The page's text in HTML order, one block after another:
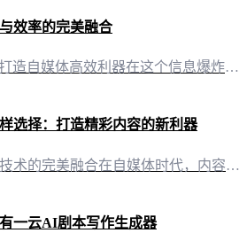
效率的完美融合
创新之作：“有一云AI”打造自媒体高效利器在这个信息爆炸的时代，自媒体已成为信息传播的重要渠道。然而，内容创作与排版却成为许多创作者的难题。“有一云AI”，一款创新型AI智能写作+排版软件，应运而生，为自媒体创作者提供了一站式的解决方案。 精美排版，千款模板任你挑选“有一云AI”在内容排版方面，独具匠心。提供包含标题、内容、图文、分隔、引导五大类数千款装修皮肤，让您的公众号焕然一新。无论是简约大
选择：打造精彩内容的新利器
一、内容排版，艺术与技术的完美融合在自媒体时代，内容是王道，而排版则是内容呈现的灵魂。一款优秀的公众号编辑器，能让你在文字与图像之间游刃有余，轻松打造出引人入胜的图文内容。 二、有一云AI：AI智能写作与排版，解放双手，提升效率 1. 创新AI技术，助力内容创作“有一云AI”是一款创新型AI智能写作+排版软件，旨在为自媒体创作者提供前沿的AI技术服务。它能够将大部分创作需求自动化，让内容创作变得
一云AI剧本写作生成器